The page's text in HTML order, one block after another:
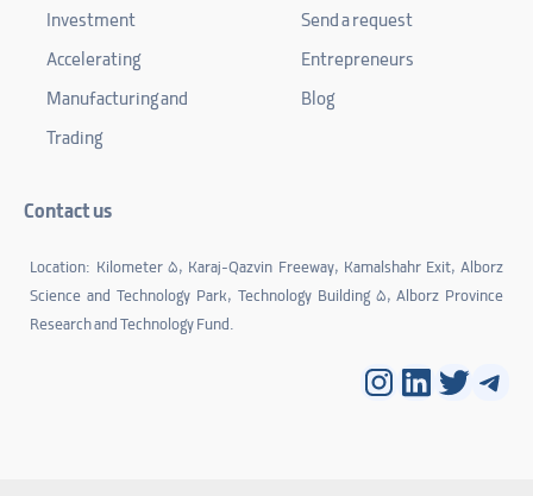
Investment
Accelerating
Manufacturing and
Trading
Send a request
Entrepreneurs
Blog
Contact us
Location: Kilometer 5, Karaj-Qazvin Freeway, Kamalshahr Exit, Alborz
Science and Technology Park, Technology Building 5, Alborz Province
Research and Technology Fund.
Instagram
LinkedIn
Twitter